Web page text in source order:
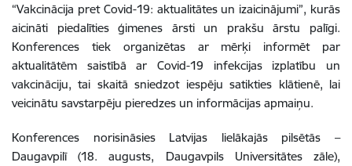
“Vakcinācija pret Covid-19: aktualitātes un izaicinājumi”, kurās
aicināti piedalīties ģimenes ārsti un prakšu ārstu palīgi.
Konferences tiek organizētas ar mērķi informēt par
aktualitātēm saistībā ar Covid-19 infekcijas izplatību un
vakcināciju, tai skaitā sniedzot iespēju satikties klātienē, lai
veicinātu savstarpēju pieredzes un informācijas apmaiņu.
Konferences norisināsies Latvijas lielākajās pilsētās –
Daugavpilī (18. augusts, Daugavpils Universitātes zāle),